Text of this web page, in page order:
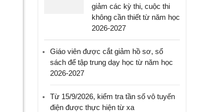
giảm các kỳ thi, cuộc thi
không cần thiết từ năm học
2026-2027
Giáo viên được cắt giảm hồ sơ, sổ
sách để tập trung dạy học từ năm học
2026-2027
Từ 15/9/2026, kiểm tra tần số vô tuyến
điện được thực hiện từ xa